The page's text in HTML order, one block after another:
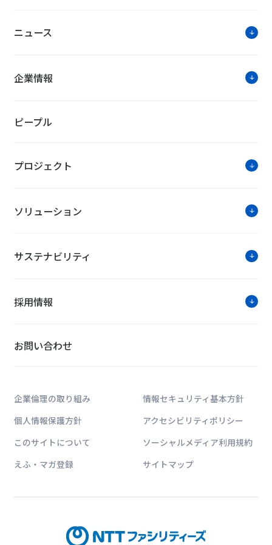
ニュース
企業情報
ピープル
プロジェクト
ソリューション
サステナビリティ
採用情報
お問い合わせ
企業倫理の取り組み
情報セキュリティ基本方針
個人情報保護方針
アクセシビリティポリシー
このサイトについて
ソーシャルメディア利用規約
えふ・マガ登録
サイトマップ